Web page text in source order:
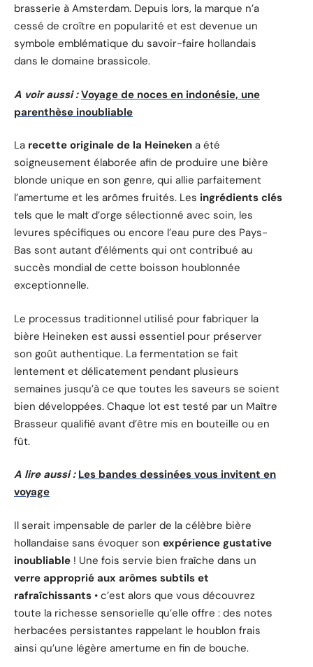
brasserie à Amsterdam. Depuis lors, la marque n’a
cessé de croître en popularité et est devenue un
symbole emblématique du savoir-faire hollandais
dans le domaine brassicole.
A voir aussi : Voyage de noces en indonésie, une
parenthèse inoubliable
La recette originale de la Heineken a été
soigneusement élaborée afin de produire une bière
blonde unique en son genre, qui allie parfaitement
l’amertume et les arômes fruités. Les ingrédients clés
tels que le malt d’orge sélectionné avec soin, les
levures spécifiques ou encore l’eau pure des Pays-
Bas sont autant d’éléments qui ont contribué au
succès mondial de cette boisson houblonnée
exceptionnelle.
Le processus traditionnel utilisé pour fabriquer la
bière Heineken est aussi essentiel pour préserver
son goût authentique. La fermentation se fait
lentement et délicatement pendant plusieurs
semaines jusqu’à ce que toutes les saveurs se soient
bien développées. Chaque lot est testé par un Maître
Brasseur qualifié avant d’être mis en bouteille ou en
fût.
A lire aussi : Les bandes dessinées vous invitent en
voyage
Il serait impensable de parler de la célèbre bière
hollandaise sans évoquer son expérience gustative
inoubliable ! Une fois servie bien fraîche dans un
verre approprié aux arômes subtils et
rafraîchissants • c’est alors que vous découvrez
toute la richesse sensorielle qu’elle offre : des notes
herbacées persistantes rappelant le houblon frais
ainsi qu’une légère amertume en fin de bouche.